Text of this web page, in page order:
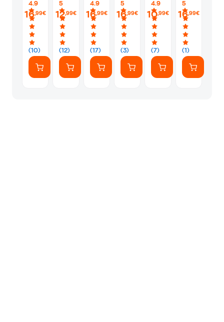
13-
14-
15,
Vol.
5
(Omnibus
Edition)
4.9
(10)
16,99€
Vol.
4
5
(12)
12,99€
Vol.
2
4.9
(17)
16,99€
Vol.
6
5
(3)
16,99€
4.9
(7)
10,99€
Vol.
7
5
(1)
16,99€